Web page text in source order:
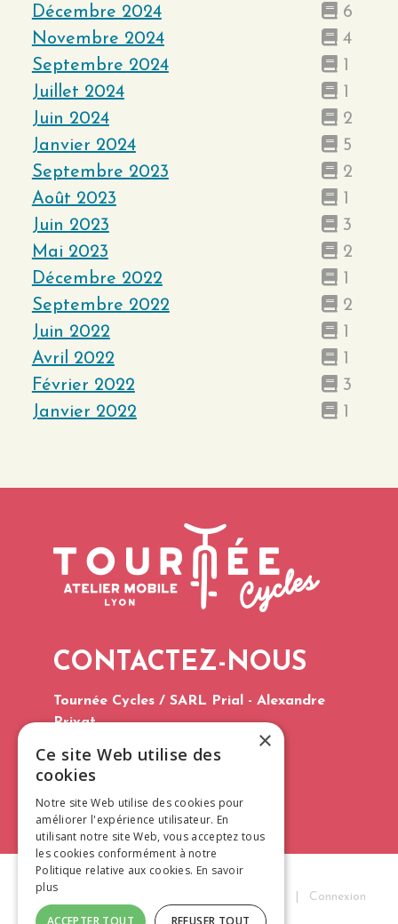
Décembre 2024
6
Novembre 2024
4
Septembre 2024
1
Juillet 2024
1
Juin 2024
2
Janvier 2024
5
Septembre 2023
2
Août 2023
1
Juin 2023
3
Mai 2023
2
Décembre 2022
1
Septembre 2022
2
Juin 2022
1
Avril 2022
1
Février 2022
3
Janvier 2022
1
CONTACTEZ-NOUS
Tournée Cycles / SARL Prial - Alexandre
Privat
E-mail : contact@tourneecycles.fr
CGV 2026
Tournée Cycles © 2026 Connexion
×
Ce site Web utilise des
cookies
Notre site Web utilise des cookies pour
améliorer l'expérience utilisateur. En
utilisant notre site Web, vous acceptez tous
les cookies conformément à notre
Politique relative aux cookies. En savoir
plus
ACCEPTER TOUT REFUSER TOUT